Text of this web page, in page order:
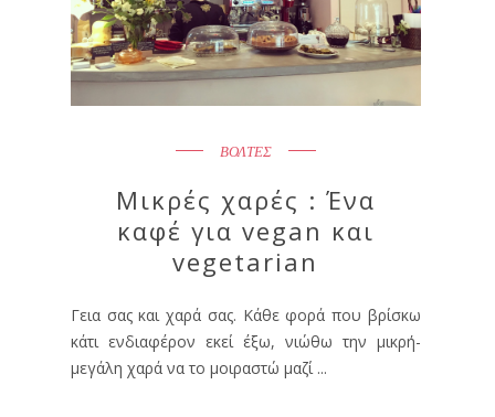
ΒΟΛΤΕΣ
Μικρές χαρές : Ένα
καφέ για vegan και
vegetarian
Γεια σας και χαρά σας. Κάθε φορά που βρίσκω
κάτι ενδιαφέρον εκεί έξω, νιώθω την μικρή-
μεγάλη χαρά να το μοιραστώ μαζί ...